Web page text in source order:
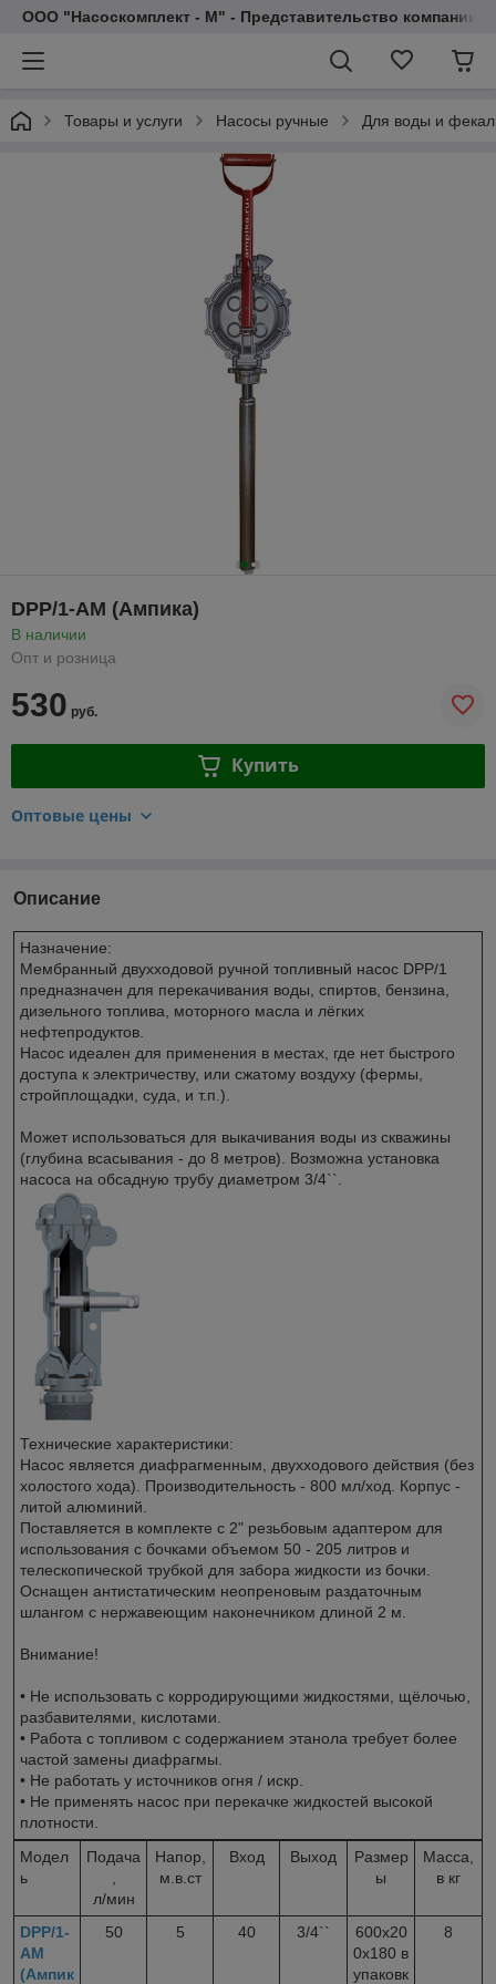
ООО "Насоскомплект - М" - Представительство компании
Товары и услуги Насосы ручные Для воды и
DPP/1-AM (Ампика)
В наличии
Опт и розница
530 руб.
Купить
Оптовые цены
Описание
Назначение:
Мембранный двухходовой ручной топливный насос DPP/1
предназначен для перекачивания воды, спиртов, бензина,
дизельного топлива, моторного масла и лёгких
нефтепродуктов.
Насос идеален для применения в местах, где нет быстрого
доступа к электричеству, или сжатому воздуху (фермы,
стройплощадки, суда, и т.п.).
Может использоваться для выкачивания воды из скважины
(глубина всасывания - до 8 метров). Возможна установка
насоса на обсадную трубу диаметром 3/4``.
Технические характеристики:
Насос является диафрагменным, двухходового действия (без
холостого хода). Производительность - 800 мл/ход. Корпус -
литой алюминий.
Поставляется в комплекте с 2" резьбовым адаптером для
использования с бочками объемом 50 - 205 литров и
телескопической трубкой для забора жидкости из бочки.
Оснащен антистатическим неопреновым раздаточным
шлангом с нержавеющим наконечником длиной 2 м.
Внимание!
• Не использовать с корродирующими жидкостями, щёлочью,
разбавителями, кислотами.
• Работа с топливом с содержанием этанола требует более
частой замены диафрагмы.
• Не работать у источников огня / искр.
• Не применять насос при перекачке жидкостей высокой
плотности.
Модел
ь
Подача
л/мин
Напор,
м.в.ст
Вход Выход
Размер
ы
Масса,
в кг
DPP/1-
AM
(Ампик
50 5 40 3/4``
600х20
0х180 в
упаковк
8